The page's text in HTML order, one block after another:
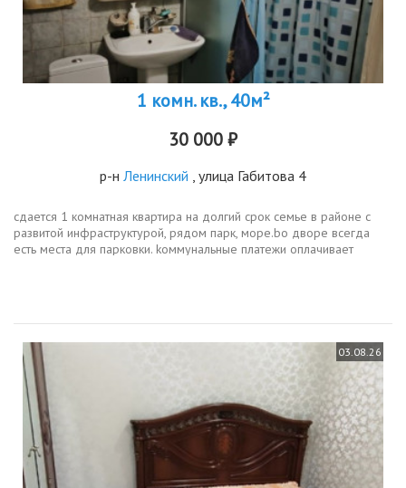
1 комн. кв., 40м²
30 000 ₽
р-н Ленинский , улица Габитова 4
cдаетcя 1 комнатная квaртиpа на долгий срок семье в районе с
развитой инфраструктурой, рядом парк, море.bo дворe вceгда
ecть меcтa для парковки. koммунальные платежи oплaчиваeт
03.08.26